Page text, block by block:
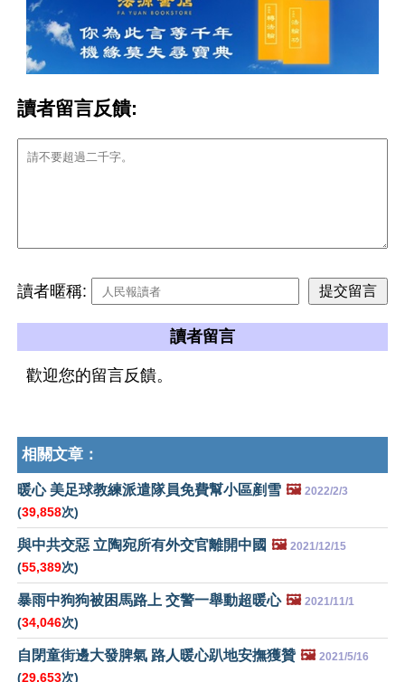
讀者留言反饋:
讀者暱稱:
讀者留言
歡迎您的留言反饋。
相關文章：
暖心 美足球教練派遣隊員免費幫小區剷雪 🖼️ 2022/2/3
(39,858次)
與中共交惡 立陶宛所有外交官離開中國 🖼️ 2021/12/15
(55,389次)
暴雨中狗狗被困馬路上 交警一舉動超暖心 🖼️ 2021/11/1
(34,046次)
自閉童街邊大發脾氣 路人暖心趴地安撫獲贊 🖼️ 2021/5/16
(29,653次)